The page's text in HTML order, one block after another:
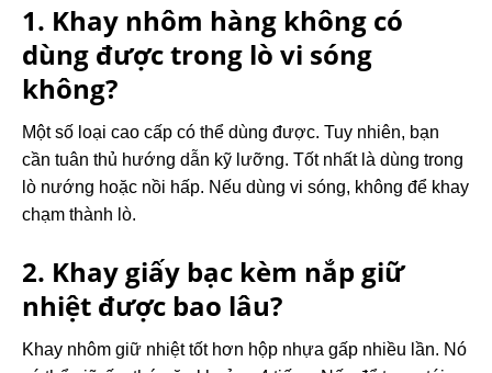
1. Khay nhôm hàng không có
dùng được trong lò vi sóng
không?
Một số loại cao cấp có thể dùng được. Tuy nhiên, bạn
cần tuân thủ hướng dẫn kỹ lưỡng. Tốt nhất là dùng trong
lò nướng hoặc nồi hấp. Nếu dùng vi sóng, không để khay
chạm thành lò.
2. Khay giấy bạc kèm nắp giữ
nhiệt được bao lâu?
Khay nhôm giữ nhiệt tốt hơn hộp nhựa gấp nhiều lần. Nó